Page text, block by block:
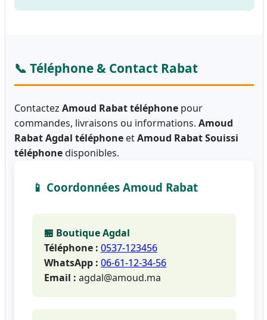
📞 Téléphone & Contact Rabat
Contactez Amoud Rabat téléphone pour
commandes, livraisons ou informations. Amoud
Rabat Agdal téléphone etAmoud Rabat Souissi
téléphonedisponibles.
📱 Coordonnées Amoud Rabat
🏪 Boutique Agdal
Téléphone : 0537-123456
WhatsApp : 06-61-12-34-56
Email : agdal@amoud.ma